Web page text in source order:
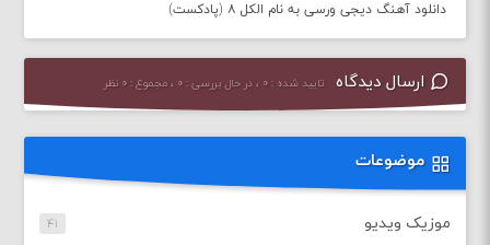
دانلود آهنگ دیجی ورسی به نام الکل ۸ (پادکست)
ارسال دیدگاه تایید شده : ۰ ، در حال بررسی : ۰ ، مجموع : ۰ نظر
موضوعات
موزیک ویدیو ۴۱